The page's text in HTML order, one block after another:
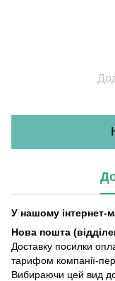
У нашому інтернет-
Нова пошта
Доставку посилки
тарифом компанії-
Вибираючи цей вид